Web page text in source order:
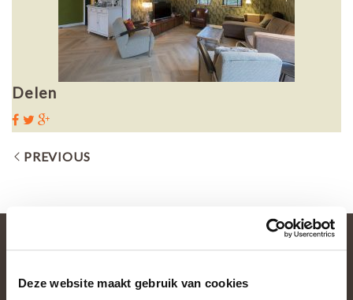
Deze website maakt gebruik van cookies
Delen
PREVIOUS